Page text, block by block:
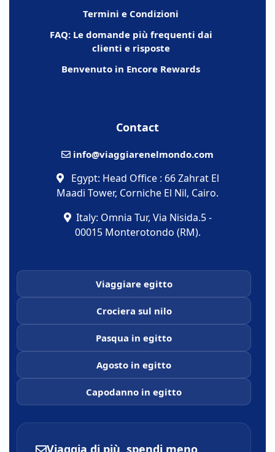
Termini e Condizioni
FAQ: Le domande più frequenti dai
clienti e risposte
Benvenuto in Encore Rewards
Contact
info@viaggiarenelmondo.com
Egypt: Head Office : 66 Zahrat El
Maadi Tower, Corniche El Nil, Cairo.
Italy: Omnia Tur, Via Nisida.5 -
00015 Monterotondo (RM).
Viaggiare egitto
Crociera sul nilo
Pasqua in egitto
Agosto in egitto
Capodanno in egitto